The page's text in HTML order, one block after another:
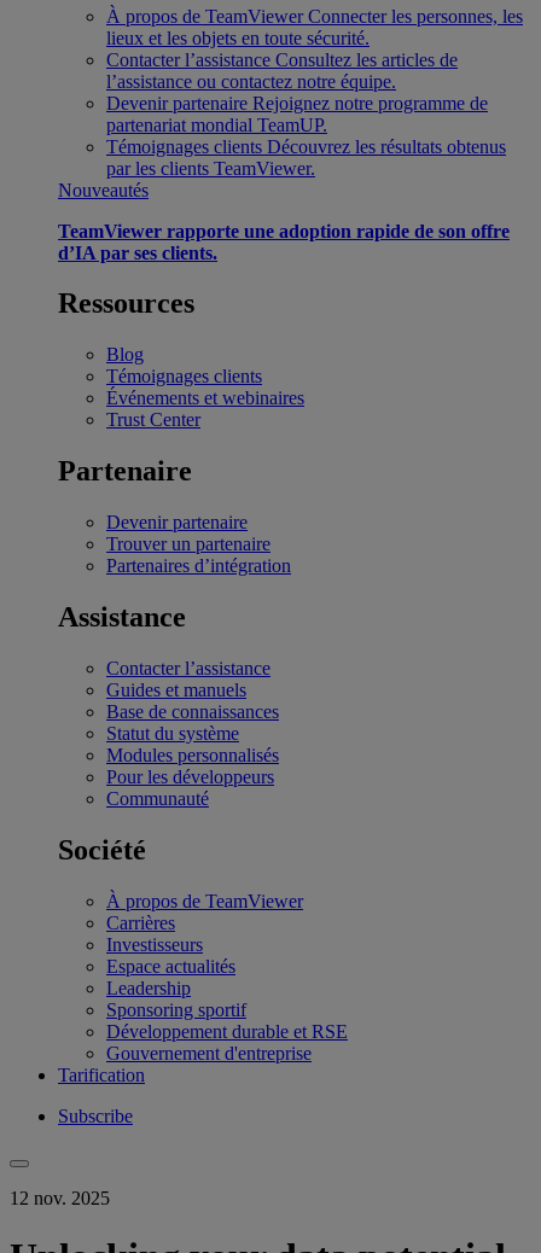
À propos de TeamViewer Connecter les personnes, les
lieux et les objets en toute sécurité.
Contacter l’assistance Consultez les articles de
l’assistance ou contactez notre équipe.
Devenir partenaire Rejoignez notre programme de
partenariat mondial TeamUP.
Témoignages clients Découvrez les résultats obtenus
par les clients TeamViewer.
Nouveautés
TeamViewer rapporte une adoption rapide de son offre
d’IA par ses clients.
Ressources
Blog
Témoignages clients
Événements et webinaires
Trust Center
Partenaire
Devenir partenaire
Trouver un partenaire
Partenaires d’intégration
Assistance
Contacter l’assistance
Guides et manuels
Base de connaissances
Statut du système
Modules personnalisés
Pour les développeurs
Communauté
Société
À propos de TeamViewer
Carrières
Investisseurs
Espace actualités
Leadership
Sponsoring sportif
Développement durable et RSE
Gouvernement d'entreprise
Tarification
Subscribe
12 nov. 2025